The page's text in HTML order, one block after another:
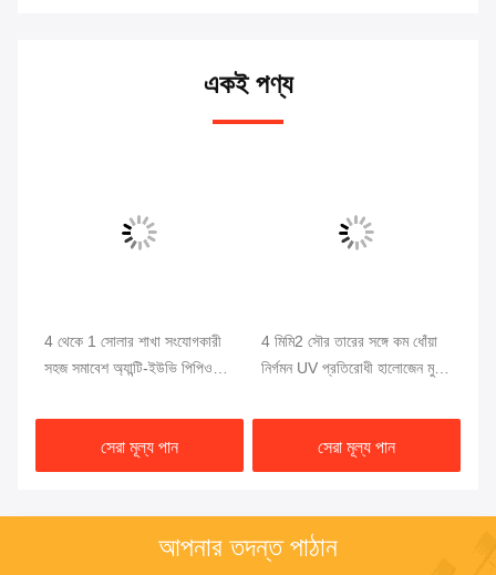
একই পণ্য
4 থেকে 1 সোলার শাখা সংযোগকারী
সহজ সমাবেশ অ্যান্টি-ইউভি পিপিও
সহ
সেরা মূল্য পান
4 মিমি2 সৌর তারের সঙ্গে কম ধোঁয়া
নির্গমন UV প্রতিরোধী হালোজেন মুক্ত
সেরা মূল্য পান
আপনার তদন্ত পাঠান